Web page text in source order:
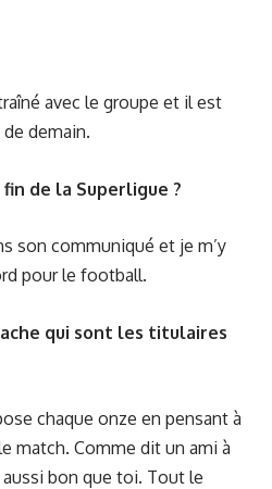
avec le groupe et il est
demain.
de la Superligue ?
son communiqué et je m’y
pour le football.
qui sont les titulaires
chaque onze en pensant à
match. Comme dit un ami à
bon que toi. Tout le